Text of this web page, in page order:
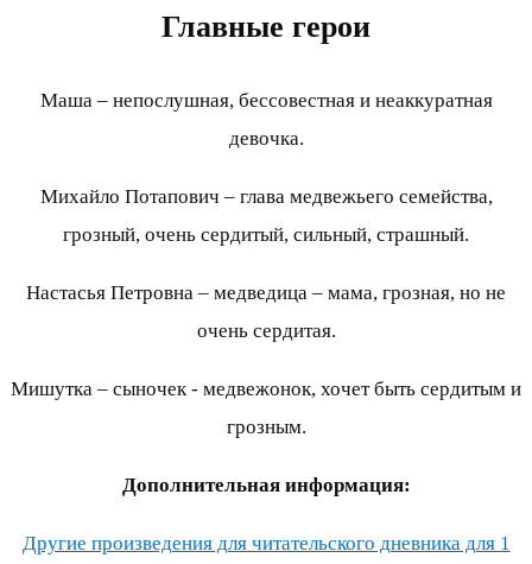
Главные герои
Маша – непослушная, бессовестная и неаккуратная
девочка.
Михайло Потапович – глава медвежьего семейства,
грозный, очень сердитый, сильный, страшный.
Настасья Петровна – медведица – мама, грозная, но не
очень сердитая.
Мишутка – сыночек - медвежонок, хочет быть сердитым и
грозным.
Дополнительная информация:
Другие произведения для читательского дневника для 1